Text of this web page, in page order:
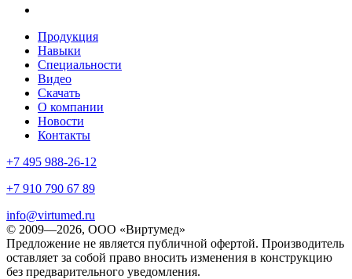
Продукция
Навыки
Специальности
Видео
Скачать
О компании
Новости
Контакты
+7 495 988-26-12
+7 910 790 67 89
info@virtumed.ru
© 2009—2026, ООО «Виртумед»
Предложение не является публичной офертой. Производитель
оставляет за собой право вносить изменения в конструкцию
без предварительного уведомления.